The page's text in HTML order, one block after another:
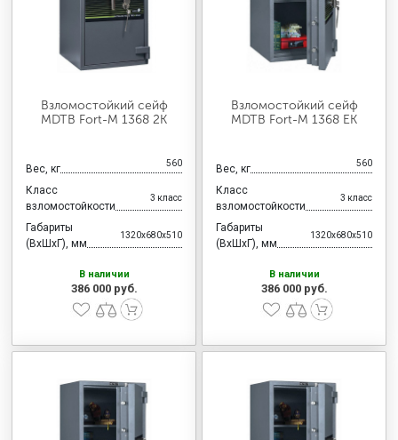
ОФИСНАЯ МЕБЕЛЬ
МЕБЕЛЬ ДЛЯ ДОМА
МЕБЕЛЬ ДЛЯ СТОЛОВЫХ
СТАЛЬНЫЕ ДВЕРИ
Взломостойкий сейф
MDTB Fort-M 1368 2K
Вес, кг 560
Класс
взломостойкости
3 класс
Габариты
(ВхШхГ), мм
1320x680x510
В наличии
386 000 руб.
Взломостойкий сейф
MDTB Fort-M 1368 EK
Вес, кг 560
Класс
взломостойкости
3 класс
Габариты
(ВхШхГ), мм
1320x680x510
В наличии
386 000 руб.